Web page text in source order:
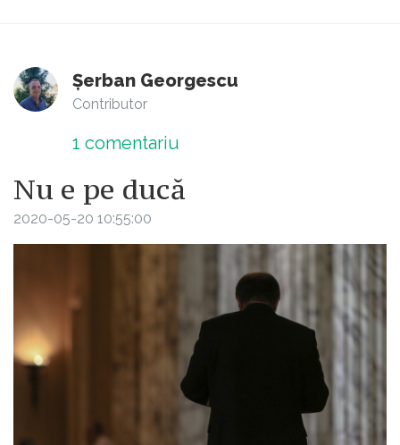
Șerban Georgescu
Contributor
1 comentariu
Nu e pe ducă
2020-05-20 10:55:00